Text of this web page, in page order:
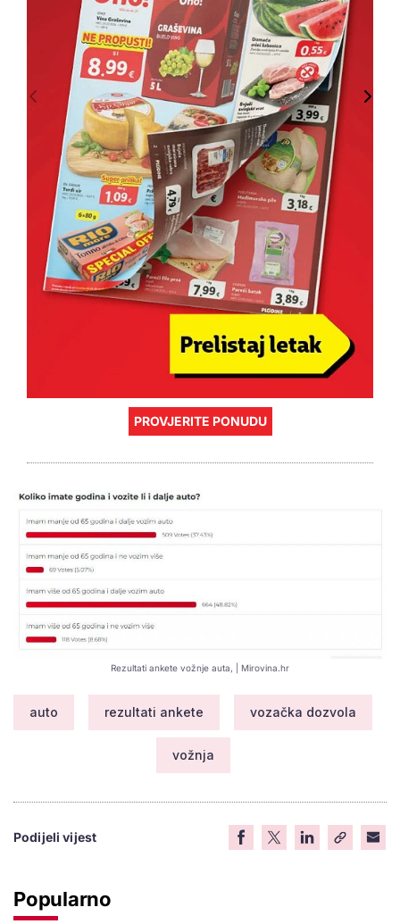
PROVJERITE PONUDU
Rezultati ankete vožnje auta, | Mirovina.hr
auto rezultati ankete vozačka dozvola
vožnja
Podijeli vijest
Popularno